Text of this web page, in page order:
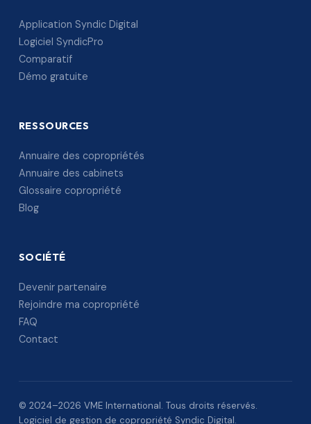
Application Syndic Digital
Logiciel SyndicPro
Comparatif
Démo gratuite
RESSOURCES
Annuaire des copropriétés
Annuaire des cabinets
Glossaire copropriété
Blog
SOCIÉTÉ
Devenir partenaire
Rejoindre ma copropriété
FAQ
Contact
© 2024–2026 VME International. Tous droits réservés.
Logiciel de gestion de copropriété Syndic Digital.